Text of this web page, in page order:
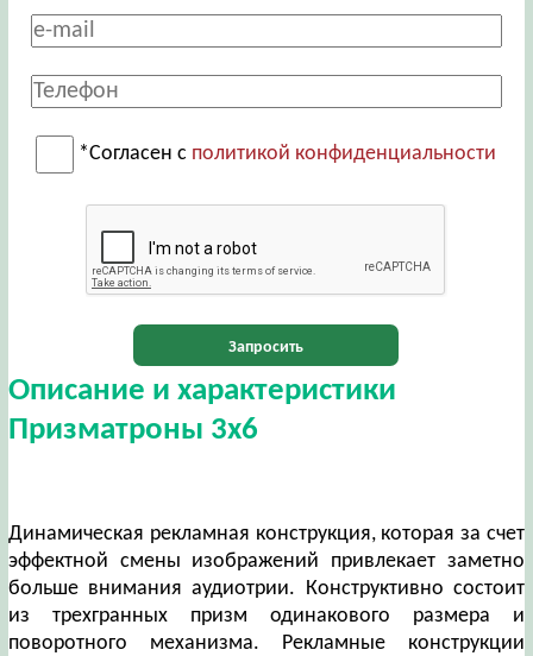
*Согласен с политикой конфиденциальности
Запросить
Описание и характеристики
Призматроны 3х6
Динамическая рекламная конструкция, которая за счет
эффектной смены изображений привлекает заметно
больше внимания аудиотрии. Конструктивно состоит
из трехгранных призм одинакового размера и
поворотного механизма. Рекламные конструкции